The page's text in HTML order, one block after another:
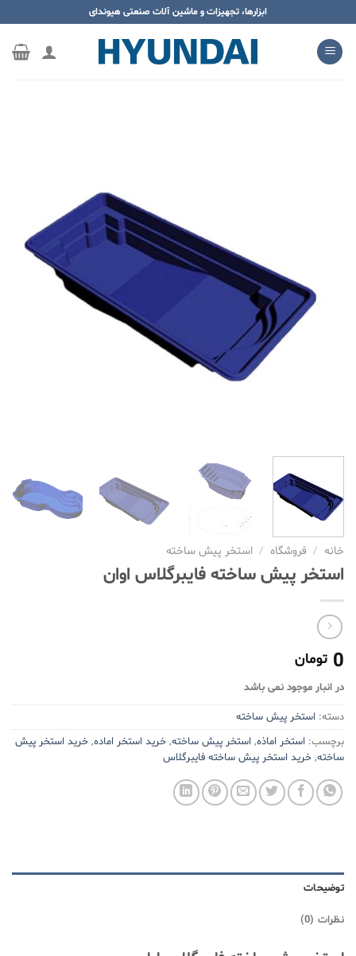
محتوا
بروید
ابزارها، تجهیزات و ماشین آلات صنعتی هیوندای
خانه / فروشگاه / استخر پیش ساخته
استخر پیش ساخته فایبرگلاس اوان
0 تومان
در انبار موجود نمی باشد
دسته: استخر پیش ساخته
برچسب: استخر اماذه, استخر پیش ساخته, خرید استخر اماده, خرید استخر پیش
ساخته, خرید استخر پیش ساخته فایبرگلاس
توضیحات
نظرات (0)